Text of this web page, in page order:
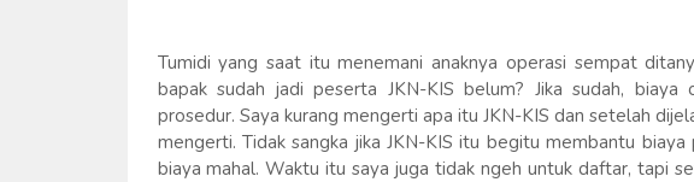
Tumidi yang saat itu menemani anaknya operasi sempat
bapak sudah jadi peserta JKN-KIS belum? Jika sudah, biaya
prosedur. Saya kurang mengerti apa itu JKN-KIS dan setelah
mengerti. Tidak sangka jika JKN-KIS itu begitu membantu
biaya mahal. Waktu itu saya juga tidak ngeh untuk daftar, tapi